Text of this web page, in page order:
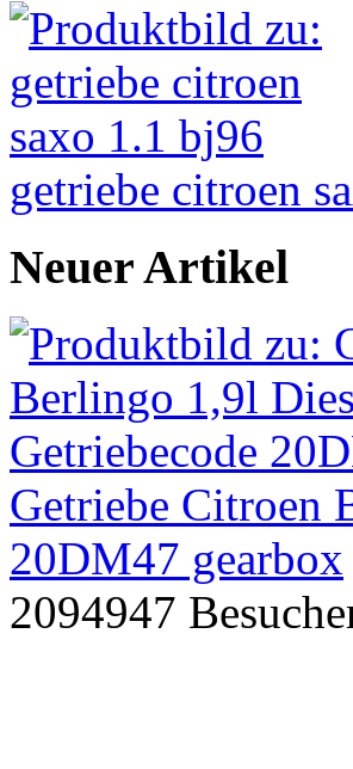
getriebe citroen
Neuer Artikel
Getriebe Citroen
20DM47 gearbox
2094947